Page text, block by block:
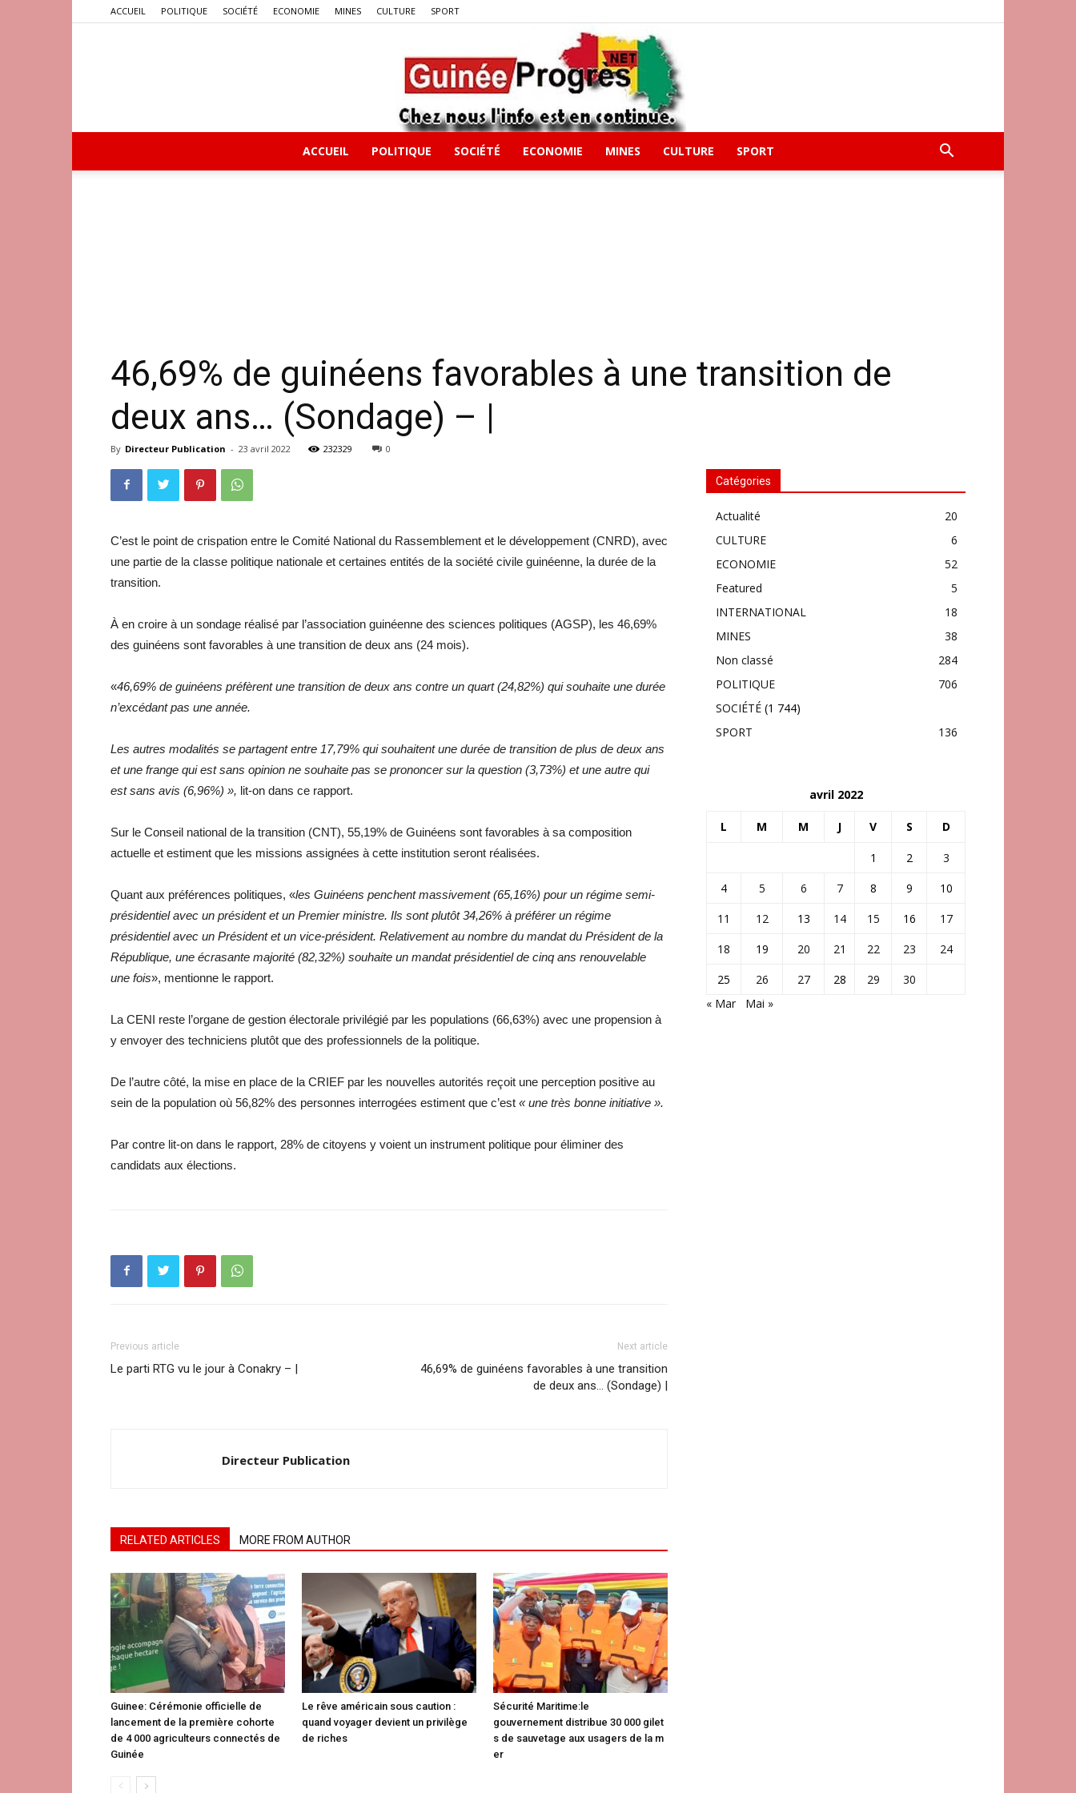
ACCUEIL POLITIQUE SOCIÉTÉ ECONOMIE MINES CULTURE SPORT
ACCUEIL POLITIQUE SOCIÉTÉ ECONOMIE MINES CULTURE SPORT
46,69% de guinéens favorables à une transition de
deux ans… (Sondage) – |
By Directeur Publication - 23 avril 2022 232329 0
C’est le point de crispation entre le Comité National du Rassemblement et le développement (CNRD), avec
une partie de la classe politique nationale et certaines entités de la société civile guinéenne, la durée de la
transition.
À en croire à un sondage réalisé par l’association guinéenne des sciences politiques (AGSP), les 46,69%
des guinéens sont favorables à une transition de deux ans (24 mois).
«46,69% de guinéens préfèrent une transition de deux ans contre un quart (24,82%) qui souhaite une durée
n’excédant pas une année.
Les autres modalités se partagent entre 17,79% qui souhaitent une durée de transition de plus de deux ans
et une frange qui est sans opinion ne souhaite pas se prononcer sur la question (3,73%) et une autre qui
est sans avis (6,96%) », lit-on dans ce rapport.
Sur le Conseil national de la transition (CNT), 55,19% de Guinéens sont favorables à sa composition
actuelle et estiment que les missions assignées à cette institution seront réalisées.
Quant aux préférences politiques, «les Guinéens penchent massivement (65,16%) pour un régime semi-
présidentiel avec un président et un Premier ministre. Ils sont plutôt 34,26% à préférer un régime
présidentiel avec un Président et un vice-président. Relativement au nombre du mandat du Président de la
République, une écrasante majorité (82,32%) souhaite un mandat présidentiel de cinq ans renouvelable
une fois», mentionne le rapport.
La CENI reste l’organe de gestion électorale privilégié par les populations (66,63%) avec une propension à
y envoyer des techniciens plutôt que des professionnels de la politique.
De l’autre côté, la mise en place de la CRIEF par les nouvelles autorités reçoit une perception positive au
sein de la population où 56,82% des personnes interrogées estiment que c’est « une très bonne initiative ».
Par contre lit-on dans le rapport, 28% de citoyens y voient un instrument politique pour éliminer des
candidats aux élections.
Previous article
Le parti RTG vu le jour à Conakry – |
Next article
46,69% de guinéens favorables à une transition
de deux ans… (Sondage) |
Directeur Publication
RELATED ARTICLES MORE FROM AUTHOR
Guinee: Cérémonie officielle de
lancement de la première cohorte
de 4 000 agriculteurs connectés de
Guinée
Le rêve américain sous caution :
quand voyager devient un privilège
de riches
Sécurité Maritime:le
gouvernement distribue 30 000 gilet
s de sauvetage aux usagers de la m
er
Catégories
Actualité
20
CULTURE
6
ECONOMIE
52
Featured
5
INTERNATIONAL
18
MINES
38
Non classé
284
POLITIQUE
706
SOCIÉTÉ (1 744)
SPORT
136
avril 2022
L M M J V S D
1 2
3
4
5 6 7 8 9
10
11
12 13 14 15 16
17
18
19 20 21 22 23
24
25
26 27 28 29
30
« Mar
Mai »